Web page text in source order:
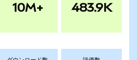
10M+ 483.9K